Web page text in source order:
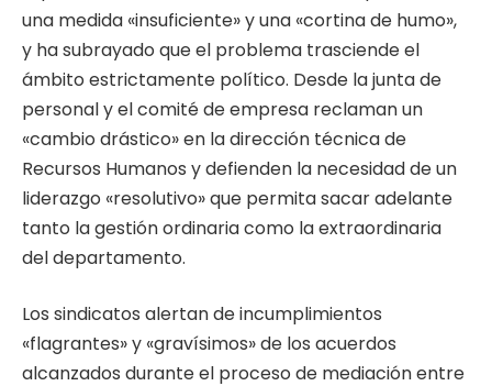
una medida «insuficiente» y una «cortina de humo»,
y ha subrayado que el problema trasciende el
ámbito estrictamente político. Desde la junta de
personal y el comité de empresa reclaman un
«cambio drástico» en la dirección técnica de
Recursos Humanos y defienden la necesidad de un
liderazgo «resolutivo» que permita sacar adelante
tanto la gestión ordinaria como la extraordinaria
del departamento.
Los sindicatos alertan de incumplimientos
«flagrantes» y «gravísimos» de los acuerdos
alcanzados durante el proceso de mediación entre